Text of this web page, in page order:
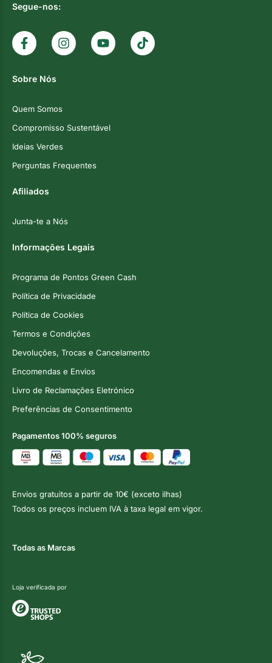
Segue-nos:
Sobre Nós
Quem Somos
Compromisso Sustentável
Ideias Verdes
Perguntas Frequentes
Afiliados
Junta-te a Nós
Informações Legais
Programa de Pontos Green Cash
Política de Privacidade
Política de Cookies
Termos e Condições
Devoluções, Trocas e Cancelamento
Encomendas e Envios
Livro de Reclamações Eletrónico
Preferências de Consentimento
Pagamentos 100% seguros
Envios gratuitos a partir de 10€ (exceto ilhas)
Todos os preços incluem IVA à taxa legal em vigor.
Todas as Marcas
Loja verificada por